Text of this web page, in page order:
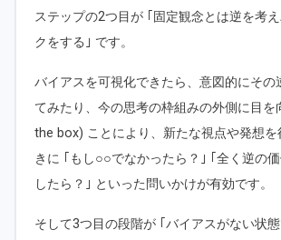
ステップの2つ目が ｢固定観念とは逆を考
クをする｣ です。
バイアスを可視化できたら、意図的にその
てみたり、今の思考の枠組みの外側に目
the box) ことにより、新たな視点や発想を
きに ｢もし○○でなかったら？｣ ｢全く逆の
したら？｣ といった問いかけが有効です。
そして3つ目の段階が ｢バイアスがない状